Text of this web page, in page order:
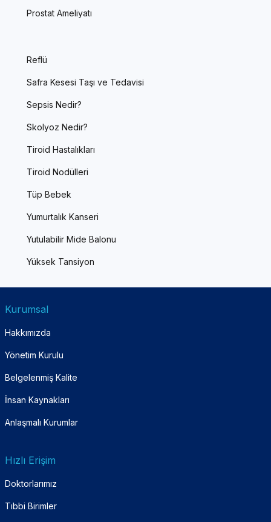
Prostat Ameliyatı
Reflü
Safra Kesesi Taşı ve Tedavisi
Sepsis Nedir?
Skolyoz Nedir?
Tiroid Hastalıkları
Tiroid Nodülleri
Tüp Bebek
Yumurtalık Kanseri
Yutulabilir Mide Balonu
Yüksek Tansiyon
Kurumsal
Hakkımızda
Yönetim Kurulu
Belgelenmiş Kalite
İnsan Kaynakları
Anlaşmalı Kurumlar
Hızlı Erişim
Doktorlarımız
Tıbbi Birimler